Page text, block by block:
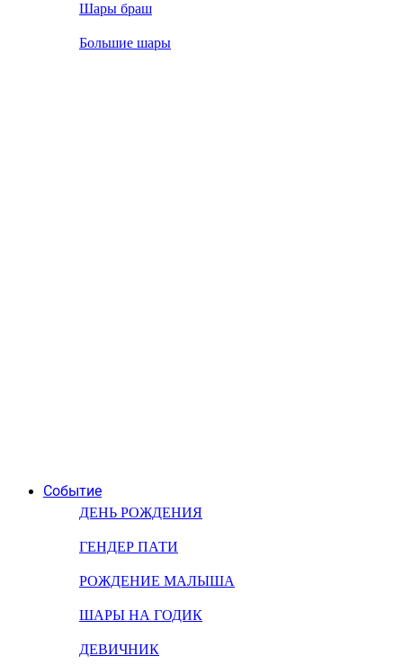
Шары браш
Большие шары
Событие
ДЕНЬ РОЖДЕНИЯ
ГЕНДЕР ПАТИ
РОЖДЕНИЕ МАЛЫША
ШАРЫ НА ГОДИК
ДЕВИЧНИК